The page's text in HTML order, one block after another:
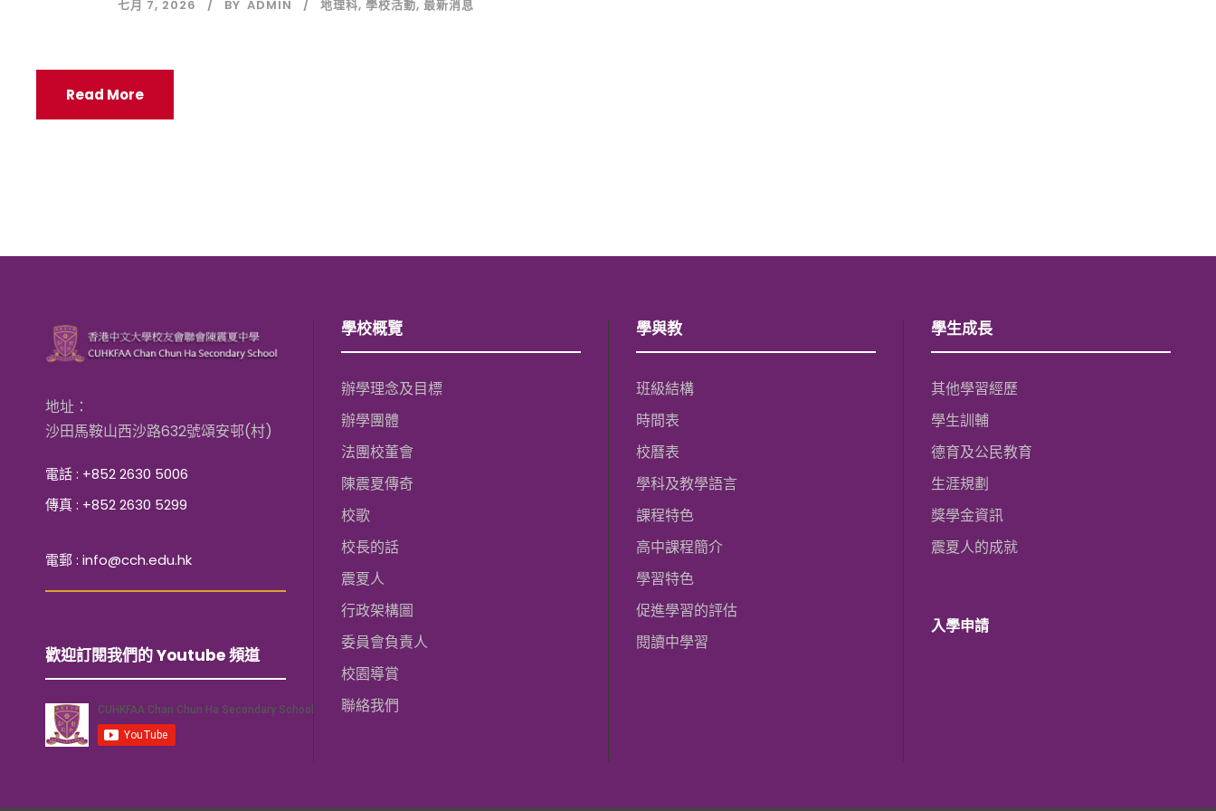
七月 7, 2026 BY ADMIN 地理科, 學校活動, 最新消息
Read More
地址：
沙田馬鞍山西沙路632號頌安邨(村)
電話 : +852 2630 5006
傳真 : +852 2630 5299
電郵 : info@cch.edu.hk
歡迎訂閱我們的 Youtube 頻道
學校概覽
辦學理念及目標
辦學團體
法團校董會
陳震夏傳奇
校歌
校長的話
震夏人
行政架構圖
委員會負責人
校園導賞
聯絡我們
學與教
班級結構
時間表
校曆表
學科及教學語言
課程特色
高中課程簡介
學習特色
促進學習的評估
閱讀中學習
學生成長
其他學習經歷
學生訓輔
德育及公民教育
生涯規劃
獎學金資訊
震夏人的成就
入學申請